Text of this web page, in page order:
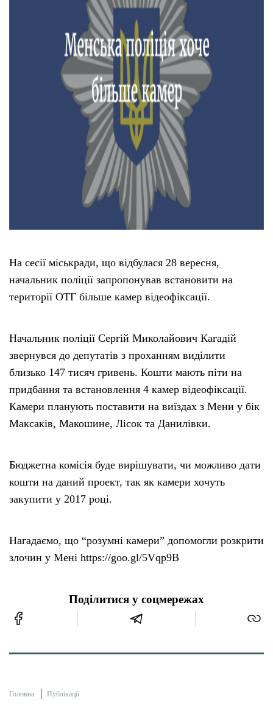
На сесії міськради, що відбулася 28 вересня,
начальник поліції запропонував встановити на
території ОТГ більше камер відеофіксації.
Начальник поліції Сергій Миколайович Кагадій
звернувся до депутатів з проханням виділити
близько 147 тисяч гривень. Кошти мають піти на
придбання та встановлення 4 камер відеофіксації.
Камери планують поставити на виїздах з Мени у бік
Максаків, Макошине, Лісок та Данилівки.
Бюджетна комісія буде вирішувати, чи можливо дати
кошти на даний проект, так як камери хочуть
закупити у 2017 році.
Нагадаємо, що “розумні камери” допомогли розкрити
злочин у Мені https://goo.gl/5Vqp9B
Поділитися у соцмережах
Головна Публікації